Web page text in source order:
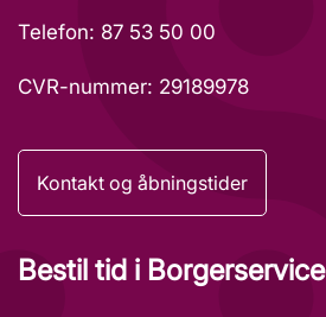
Telefon: 87 53 50 00
CVR-nummer: 29189978
Kontakt og åbningstider
Bestil tid i Borgerservice